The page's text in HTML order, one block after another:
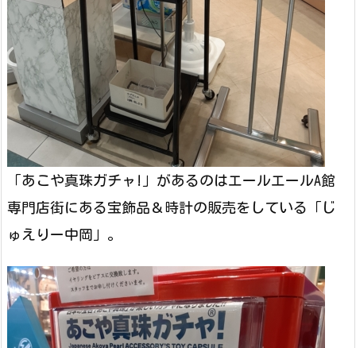
「あこや真珠ガチャ!」があるのはエールエールA館
専門店街にある宝飾品＆時計の販売をしている「じ
ゅえりー中岡」。